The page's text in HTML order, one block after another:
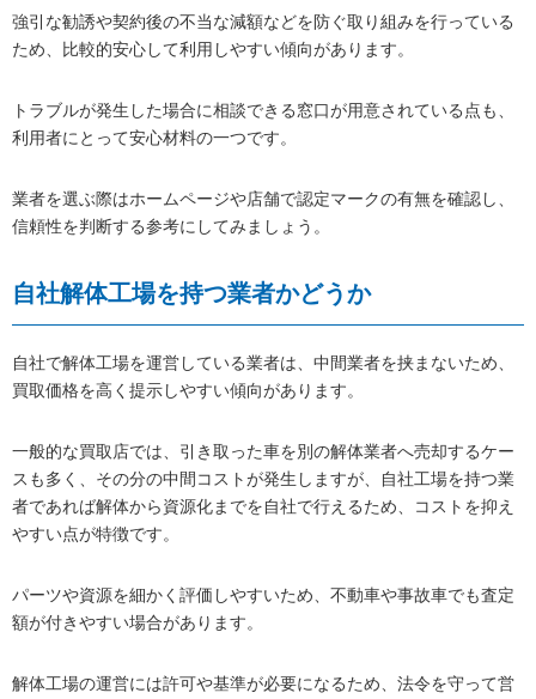
強引な勧誘や契約後の不当な減額などを防ぐ取り組みを行っている
ため、比較的安心して利用しやすい傾向があります。
トラブルが発生した場合に相談できる窓口が用意されている点も、
利用者にとって安心材料の一つです。
業者を選ぶ際はホームページや店舗で認定マークの有無を確認し、
信頼性を判断する参考にしてみましょう。
自社解体工場を持つ業者かどうか
自社で解体工場を運営している業者は、中間業者を挟まないため、
買取価格を高く提示しやすい傾向があります。
一般的な買取店では、引き取った車を別の解体業者へ売却するケー
スも多く、その分の中間コストが発生しますが、自社工場を持つ業
者であれば解体から資源化までを自社で行えるため、コストを抑え
やすい点が特徴です。
パーツや資源を細かく評価しやすいため、不動車や事故車でも査定
額が付きやすい場合があります。
解体工場の運営には許可や基準が必要になるため、法令を守って営